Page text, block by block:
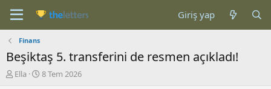
Giriş yap
Finans
Beşiktaş 5. transferini de resmen açıkladı!
K
Ella
B
8 Tem 2026